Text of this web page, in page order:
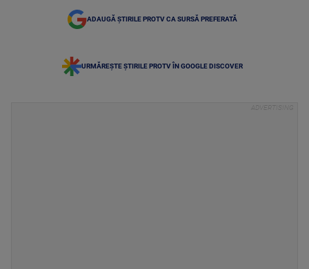
ADAUGĂ ȘTIRILE PROTV CA SURSĂ PREFERATĂ
URMĂREȘTE ȘTIRILE PROTV ÎN GOOGLE DISCOVER